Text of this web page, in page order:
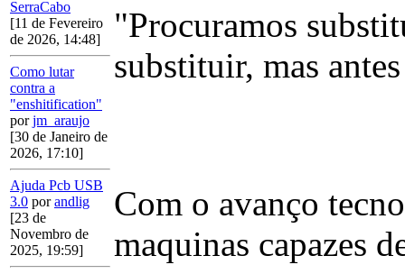
SerraCabo
[11 de Fevereiro
de 2026, 14:48]
Como lutar
contra a
"enshitification"
porjm_araujo
[30 de Janeiro de
2026, 17:10]
Ajuda Pcb USB
3.0 porandlig
[23 de
Novembro de
2025, 19:59]
"Procuramos
substituir, mas
Com o avanço
maquinas capazes